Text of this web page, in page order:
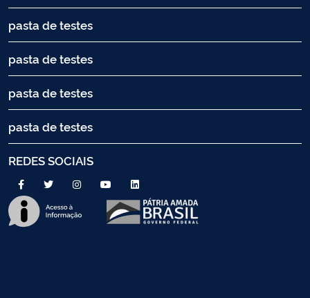
pasta de testes
pasta de testes
pasta de testes
pasta de testes
REDES SOCIAIS